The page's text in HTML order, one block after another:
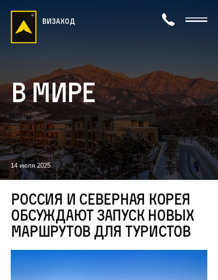
визаход
В мире
14 июля 2025
Россия и Северная Корея
обсуждают запуск новых
маршрутов для туристов